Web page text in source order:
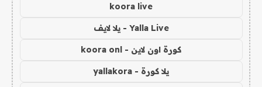
koora live
Yalla Live - يلا لايف
كورة اون لاين - koora onl
يلا كورة - yallakora